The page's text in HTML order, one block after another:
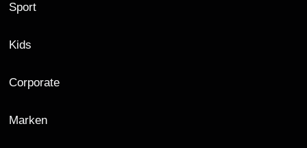
Sport
Kids
Corporate
Marken